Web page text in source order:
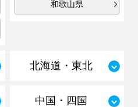
和歌山県
北海道・東北
中国・四国